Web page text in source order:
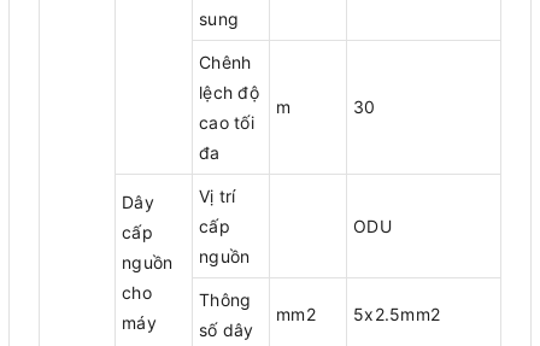
sung
Chênh
lệch độ
cao tối
đa
m 30
Dây
cấp
nguồn
cho
máy
Vị trí
cấp
nguồn
ODU
Thông
số dây
mm2 5x2.5mm2